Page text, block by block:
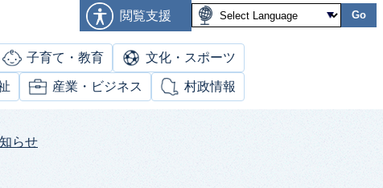
閲覧支援 Go
子育て・教育 文化・スポーツ
産業・ビジネス 村政情報
らせ